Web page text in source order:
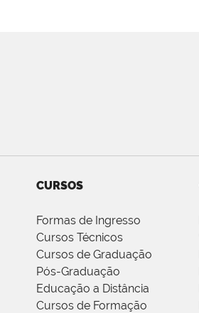
CURSOS
Formas de Ingresso
Cursos Técnicos
Cursos de Graduação
Pós-Graduação
Educação a Distância
Cursos de Formação